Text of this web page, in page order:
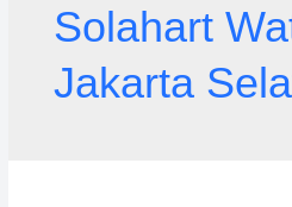
Solahart
Jakarta